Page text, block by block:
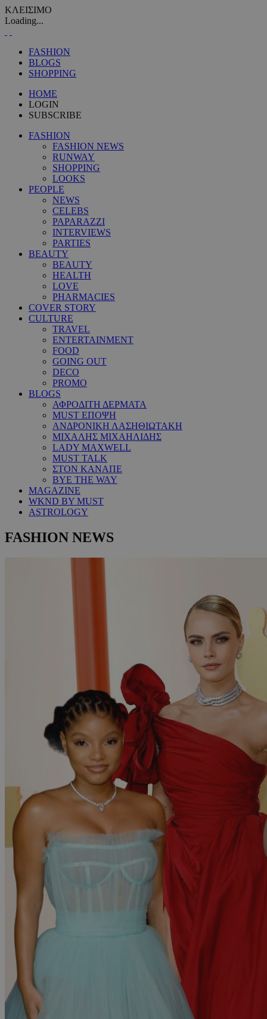
ΚΛΕΙΣΙΜΟ
Loading...
FASHION
BLOGS
SHOPPING
HOME
LOGIN
SUBSCRIBE
FASHION
FASHION NEWS
RUNWAY
SHOPPING
LOOKS
PEOPLE
NEWS
CELEBS
PAPARAZZI
INTERVIEWS
PARTIES
BEAUTY
BEAUTY
HEALTH
LOVE
PHARMACIES
COVER STORY
CULTURE
TRAVEL
ENTERTAINMENT
FOOD
GOING OUT
DECO
PROMO
BLOGS
ΑΦΡΟΔΙΤΗ ΔΕΡΜΑΤΑ
MUST ΕΠΟΨΗ
ΑΝΔΡΟΝΙΚΗ ΛΑΣΗΘΙΩΤΑΚΗ
ΜΙΧΑΛΗΣ ΜΙΧΑΗΛΙΔΗΣ
LADY MAXWELL
MUST TALK
ΣΤΟΝ ΚΑΝΑΠΕ
BYE THE WAY
MAGAZINE
WKND BY MUST
ASTROLOGY
FASHION NEWS